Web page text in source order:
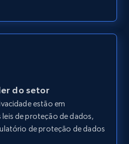
Title, Headline, Post
Comece grátis
do setor
estão em
de proteção de dados,
de proteção de dados